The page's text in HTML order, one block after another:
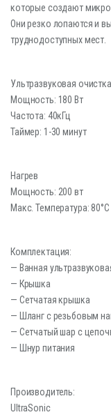
которые создают
Они резко лопаются и
труднодоступных мест.
Ультразвуковая очистка
Мощность: 180 Вт
Частота: 40кГц
Таймер: 1-30 минут
Нагрев
Мощность: 200 вт
Макс. Температура: 80°C
Комплектация:
— Ванная
— Крышка
— Сетчатая крышка
— Шланг с резьбовым
— Сетчатый шар с
— Шнур питания
Производитель:
UltraSonic